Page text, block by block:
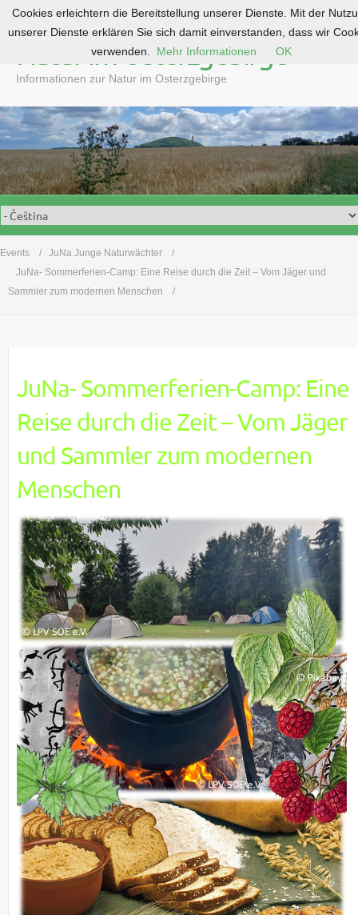
o
c
o
n
e
n
Natur im Osterzgebirge
Informationen zur Natur im Osterzgebirge
Events
JuNa Junge Naturwächter
JuNa- Sommerferien-Camp: Eine Reise durch die Zeit – Vom Jäger und
Sammler zum modernen Menschen
JuNa- Sommerferien-Camp: Eine
Reise durch die Zeit – Vom Jäger
und Sammler zum modernen
Menschen
Cookies erleichtern die Bereitstellung unserer Dienste. Mit der
unserer Dienste erklären Sie sich damit einverstanden, dass wir
verwenden.
Mehr Informationen OK